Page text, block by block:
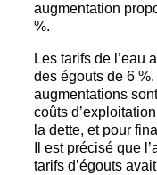
augmentation
%.
Les tarifs de l’eau
des égouts de 6
augmentations
coûts
la dette, et pour
Il est précisé que
tarifs d’égouts